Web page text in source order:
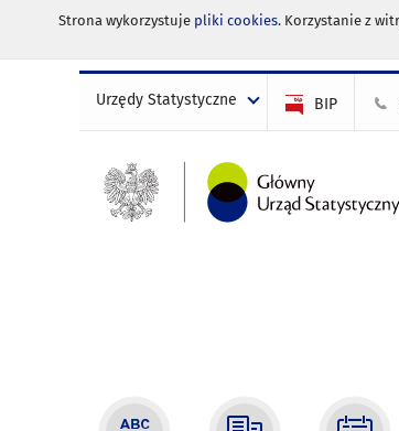
Strona wykorzystuje pliki cookies. Korzystanie z
Urzędy Statystyczne BIP